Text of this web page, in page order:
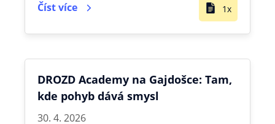
Číst více 1x
DROZD Academy na Gajdošce: Tam,
kde pohyb dává smysl
30. 4. 2026